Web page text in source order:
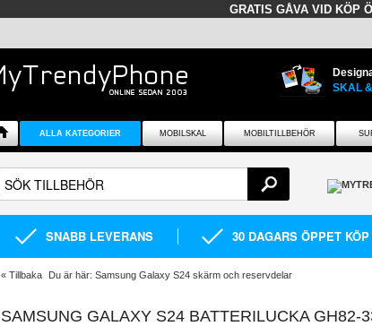
GRATIS GÅVA VID KÖP
SKAL
ALLA KATEGORIER MOBILSKAL MOBILTILLBEHÖR
SNABB LEVERANS 30 DAGARS ÖPPET KÖP
« Tillbaka Du är här: Samsung Galaxy S24 skärm och reservdelar
SAMSUNG GALAXY S24 BATTERILUCKA GH82-